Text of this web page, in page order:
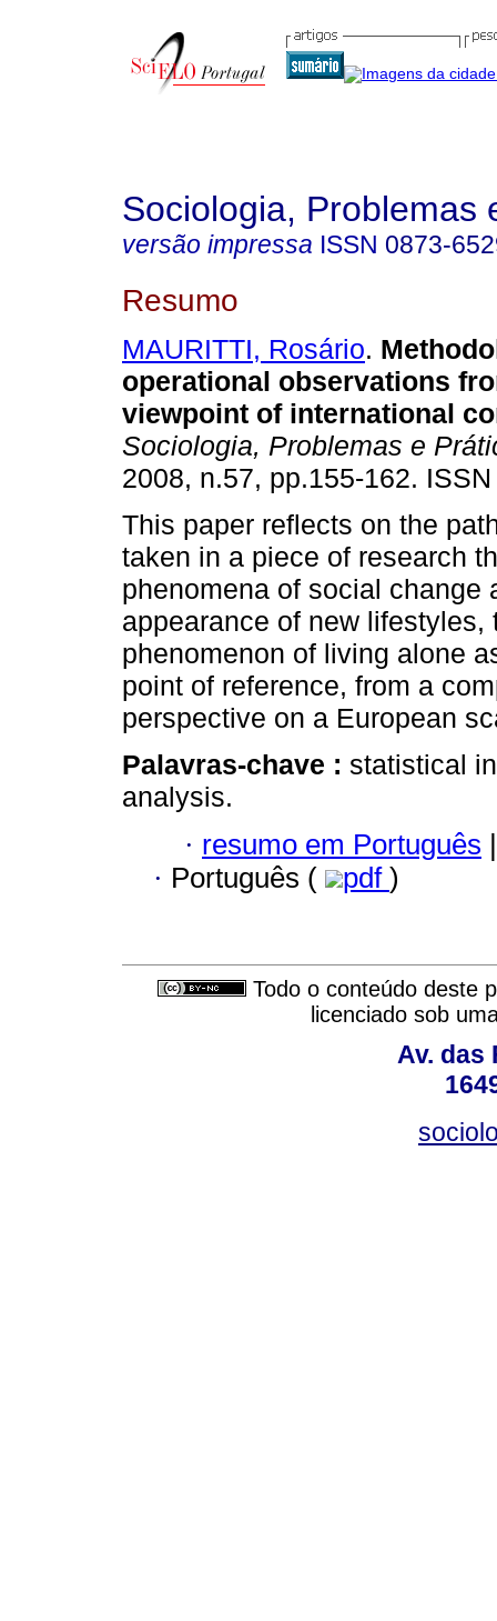
Sociologia, Problemas
versão impressa ISSN 0873-
Resumo
MAURITTI, Rosário.
operational observations
viewpoint of international
Sociologia, Problemas e
2008, n.57, pp.155-162.
This paper reflects on the
taken in a piece of research
phenomena of social change
appearance of new lifestyles,
phenomenon of living alone
point of reference, from a
perspective on a European
Palavras-chave : statistical
analysis.
· resumo em Português |
· Português ( pdf )
Todo o conteúdo deste
licenciado sob
Av. das